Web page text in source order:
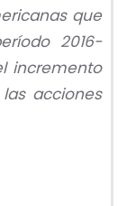
que
2016-
incremento
acciones